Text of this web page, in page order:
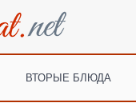
ВТОРЫЕ БЛЮДА